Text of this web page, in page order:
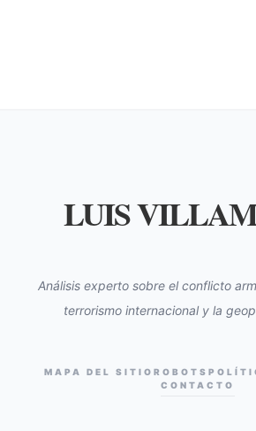
LUIS
Análisis experto sobre el conflicto
terrorismo internacional y la
MAPA DEL SITIO ROBOTS
CONTACTO